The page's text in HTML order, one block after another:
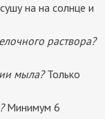
на на солнце и
раствора?
мыла?Только
Минимум 6